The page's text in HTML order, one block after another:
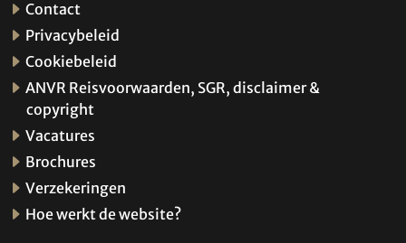
Contact
Privacybeleid
Cookiebeleid
ANVR Reisvoorwaarden, SGR, disclaimer &
copyright
Vacatures
Brochures
Verzekeringen
Hoe werkt de website?